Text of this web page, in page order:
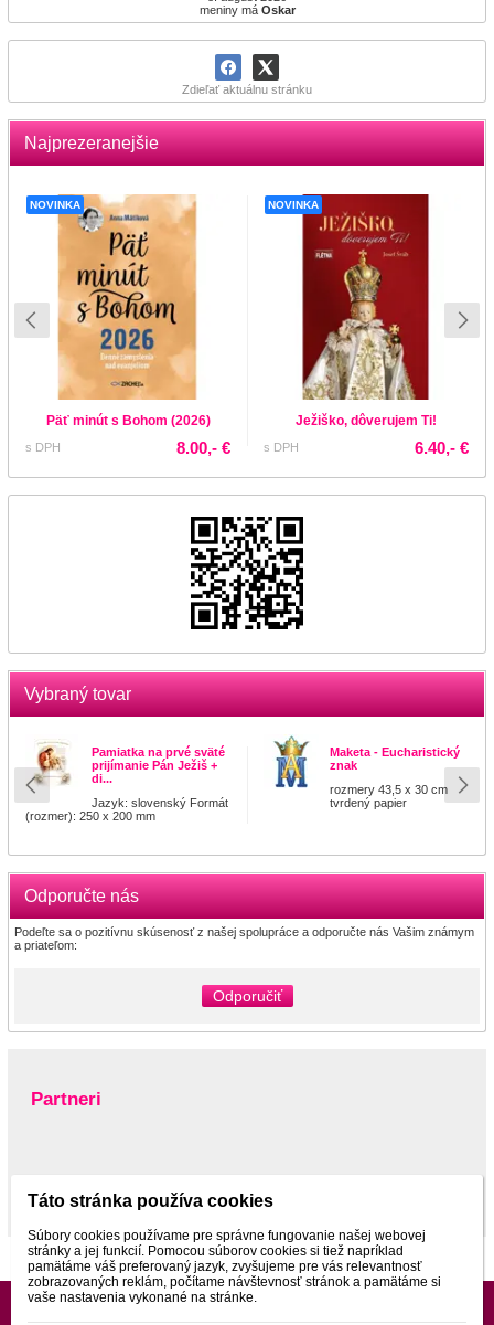
meniny má Oskar
Zdieľať aktuálnu stránku
Najprezeranejšie
NOVINKA
Päť minút s Bohom (2026)
s DPH 8.00,- €
NOVINKA
Ježiško, dôverujem Ti!
s DPH 6.40,- €
Vybraný tovar
Pamiatka na prvé sväté
prijímanie Pán Ježiš +
di...
Jazyk: slovenský Formát
(rozmer): 250 x 200 mm
Maketa - Eucharistický
znak
rozmery 43,5 x 30 cm
tvrdený papier
Odporučte nás
Podeľte sa o pozitívnu skúsenosť z našej spolupráce a odporučte nás Vašim známym
a priateľom:
Odporučiť
Partneri
Táto stránka používa cookies
Súbory cookies používame pre správne fungovanie našej webovej
stránky a jej funkcií. Pomocou súborov cookies si tiež napríklad
pamätáme váš preferovaný jazyk, zvyšujeme pre vás relevantnosť
zobrazovaných reklám, počítame návštevnosť stránok a pamätáme si
vaše nastavenia vykonané na stránke.